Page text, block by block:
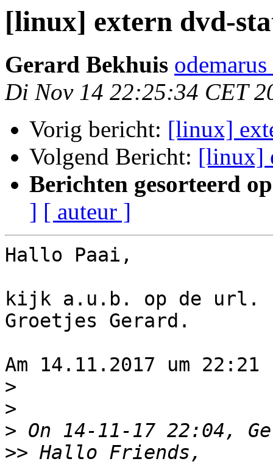
[linux] extern dvd-
Gerard Bekhuis
Di Nov 14 22:25:34 CET
Vorig bericht: [linux]
Volgend Bericht: [linux]
Berichten gesorteerd
] [ auteur ]
Hallo Paai,
kijk a.u.b. op de url.
Groetjes Gerard.
Am 14.11.2017 um
>
>
>
>>